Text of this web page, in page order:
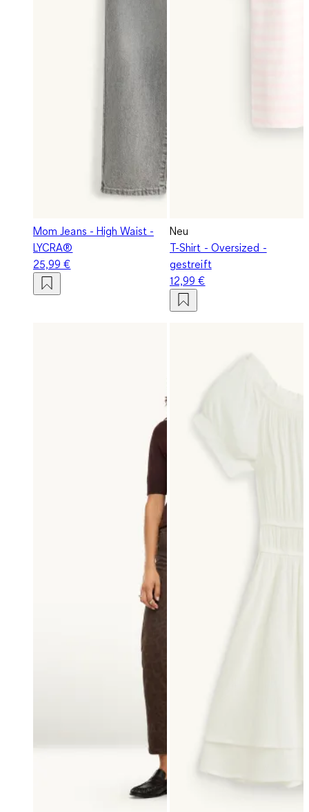
Mom Jeans - High Waist -
LYCRA®
25,99 €
Neu
T-Shirt - Oversized -
gestreift
12,99 €